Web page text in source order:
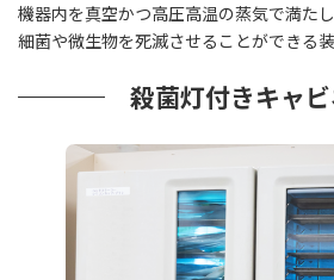
機器内を真空かつ高圧高温の蒸気で満た
細菌や微生物を死滅させることができる装
殺菌灯付きキャ